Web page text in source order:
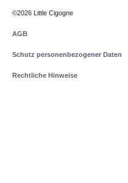
©2026 Little Cigogne
AGB
Schutz personenbezogener Daten
Rechtliche Hinweise